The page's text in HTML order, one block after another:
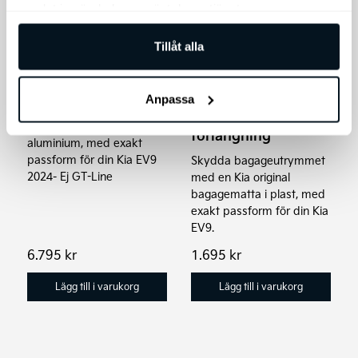
Tillåt alla
Anpassa
Lasthållare,
Kia original takräcken i
aluminium, med exakt
passform för din Kia EV9
2024- Ej GT-Line
6.795 kr
Lägg till i varukorg
Kia EV9 Original
Bagagerumsmatta i
förlängning
Skydda bagageutrymmet
med en Kia original
bagagematta i plast, med
exakt passform för din Kia
EV9.
1.695 kr
Lägg till i varukorg